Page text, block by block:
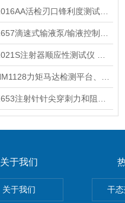
关于我们
关于我们 干